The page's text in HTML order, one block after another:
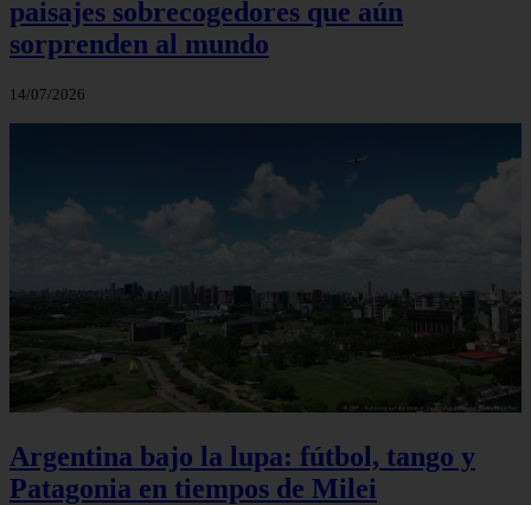
paisajes sobrecogedores que aún
sorprenden al mundo
14/07/2026
Argentina bajo la lupa: fútbol, tango y
Patagonia en tiempos de Milei